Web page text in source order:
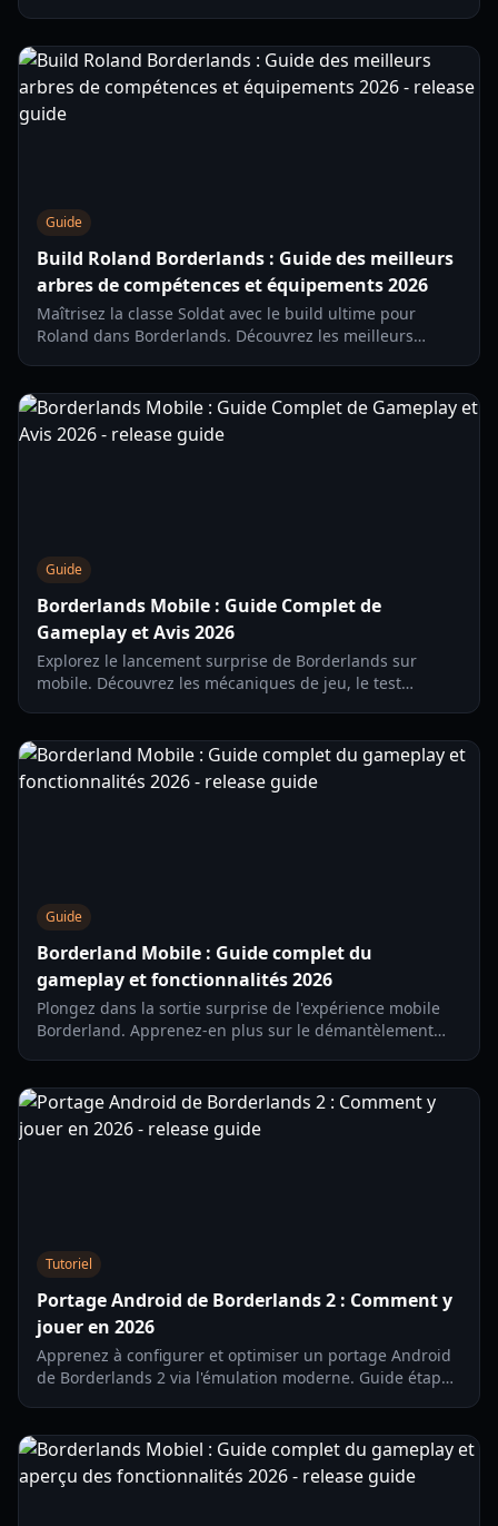
Guide
Build Roland Borderlands : Guide des meilleurs
arbres de compétences et équipements 2026
Maîtrisez la classe Soldat avec le build ultime pour
Roland dans Borderlands. Découvrez les meilleurs
Guide
Borderlands Mobile : Guide Complet de
Gameplay et Avis 2026
Explorez le lancement surprise de Borderlands sur
mobile. Découvrez les mécaniques de jeu, le test
Guide
Borderland Mobile : Guide complet du
gameplay et fonctionnalités 2026
Plongez dans la sortie surprise de l'expérience mobile
Borderland. Apprenez-en plus sur le démantèlement
Tutoriel
Portage Android de Borderlands 2 : Comment y
jouer en 2026
Apprenez à configurer et optimiser un portage Android
de Borderlands 2 via l'émulation moderne. Guide étape